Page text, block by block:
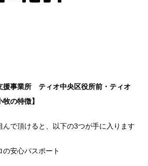
援事業所 ティオ中央区役所前・ティオ
の特徴】
んで頂けると、以下の3つが手に入ります
安心パスポート